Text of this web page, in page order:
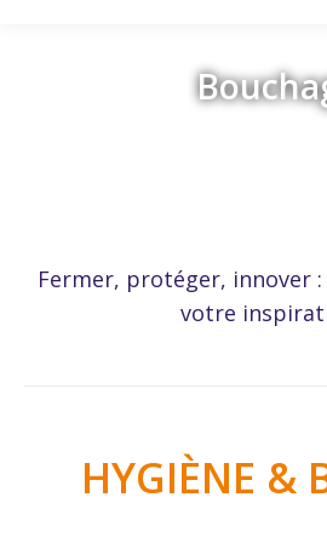
Fermer, protéger, innover
votre
HYGIÈNE &